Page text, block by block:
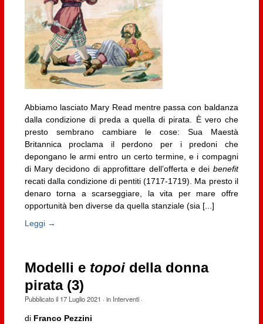
Abbiamo lasciato Mary Read mentre passa con baldanza
dalla condizione di preda a quella di pirata. È vero che
presto sembrano cambiare le cose: Sua Maestà
Britannica proclama il perdono per i predoni che
depongano le armi entro un certo termine, e i compagni
di Mary decidono di approfittare dell’offerta e dei benefit
recati dalla condizione di pentiti (1717-1719). Ma presto il
denaro torna a scarseggiare, la vita per mare offre
opportunità ben diverse da quella stanziale (sia [...]
Leggi →
Modelli e topoidella donna
pirata (3)
Pubblicato il 17 Luglio 2021 · in Interventi·
di Franco Pezzini